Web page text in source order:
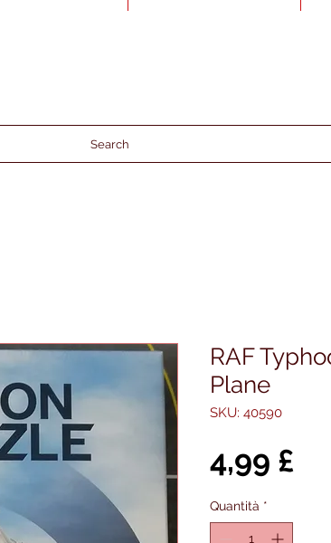
Search
RAF
Plane
SKU: 40590
4,99 £
Quantità *